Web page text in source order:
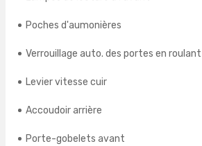
Poches d'aumonières
Verrouillage auto. des portes en roulant
Levier vitesse cuir
Accoudoir arrière
Porte-gobelets avant